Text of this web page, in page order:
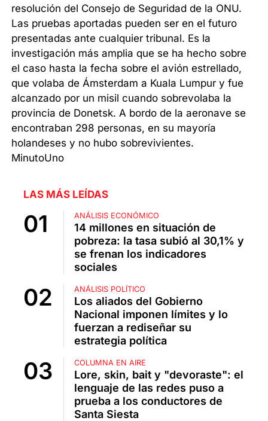
resolución del Consejo de Seguridad de la ONU.
Las pruebas aportadas pueden ser en el futuro
presentadas ante cualquier tribunal. Es la
investigación más amplia que se ha hecho sobre
el caso hasta la fecha sobre el avión estrellado,
que volaba de Ámsterdam a Kuala Lumpur y fue
alcanzado por un misil cuando sobrevolaba la
provincia de Donetsk. A bordo de la aeronave se
encontraban 298 personas, en su mayoría
holandeses y no hubo sobrevivientes.
MinutoUno
LAS MÁS LEÍDAS
ANÁLISIS ECONÓMICO
14 millones en situación de
pobreza: la tasa subió al 30,1% y
se frenan los indicadores
sociales
ANÁLISIS POLÍTICO
Los aliados del Gobierno
Nacional imponen límites y lo
fuerzan a rediseñar su
estrategia política
COLUMNA EN AIRE
Lore, skin, bait y "devoraste": el
lenguaje de las redes puso a
prueba a los conductores de
Santa Siesta